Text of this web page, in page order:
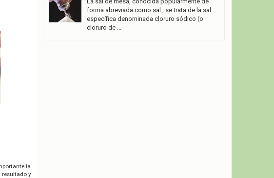
la
resultado y
forma abreviada como sal , se trata de la sal
específica denominada cloruro sódico (o
cloruro de ...